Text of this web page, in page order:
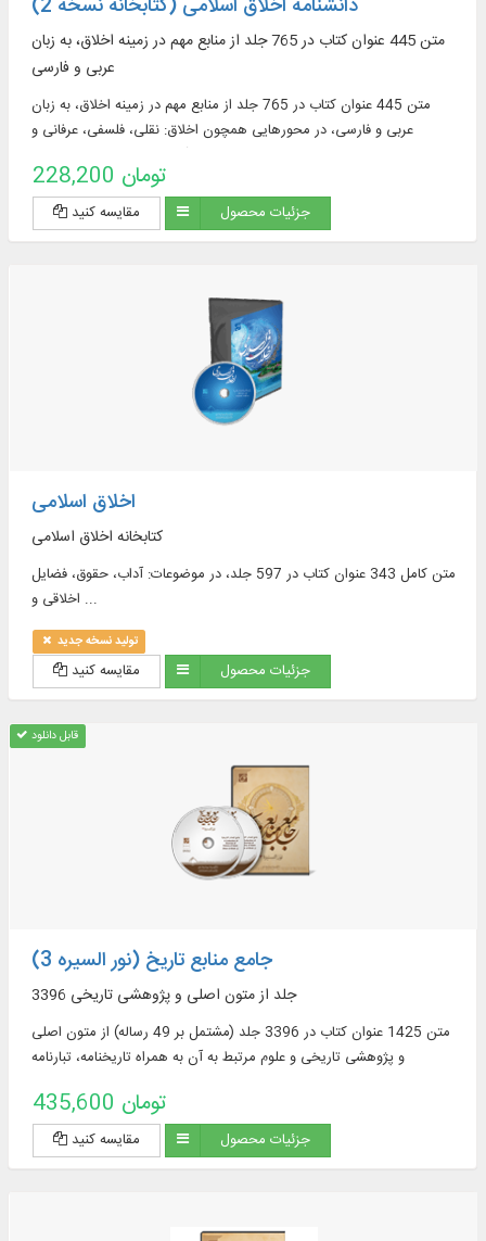
دانشنامه اخلاق اسلامی (کتابخانه نسخه 2)
متن 445 عنوان کتاب در 765 جلد از منابع مهم در زمينه اخلاق، به زبان
عربی و فارسی
متن 445 عنوان کتاب در 765 جلد از منابع مهم در زمينه اخلاق، به زبان
عربی و فارسی، در محورهایی همچون اخلاق: نقلی، فلسفی، عرفانی و
228,200 تومان
مقایسه کنید جزئیات محصول
اخلاق اسلامی
كتابخانه اخلاق اسلامی
متن كامل 343 عنوان كتاب در 597 جلد، در موضوعات: آداب، حقوق، فضایل
اخلاقی و ...
تولید نسخه جدید
مقایسه کنید جزئیات محصول
قابل دانلود
جامع منابع تاریخ (نور السیره 3)
3396 جلد از متون اصلی و پژوهشی تاریخی
متن 1425 عنوان کتاب در 3396 جلد (مشتمل بر 49 رساله) از متون اصلی
و پژوهشی تاریخی و علوم مرتبط به آن به همراه تاریخنامه، تبارنامه
435,600 تومان
مقایسه کنید جزئیات محصول